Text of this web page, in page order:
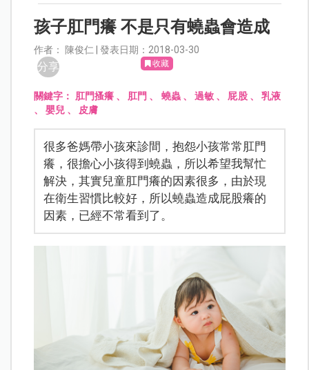
孩子肛門癢 不是只有蟯蟲會造成
作者： 陳俊仁 | 發表日期：2018-03-30
分享 收藏
關鍵字： 肛門搔癢、 肛門 、 蟯蟲、 過敏 、 屁股、 乳液
、嬰兒 、 皮膚
很多爸媽帶小孩來診間，抱怨小孩常常肛門
癢，很擔心小孩得到蟯蟲，所以希望我幫忙
解決，其實兒童肛門癢的因素很多，由於現
在衛生習慣比較好，所以蟯蟲造成屁股癢的
因素，已經不常看到了。